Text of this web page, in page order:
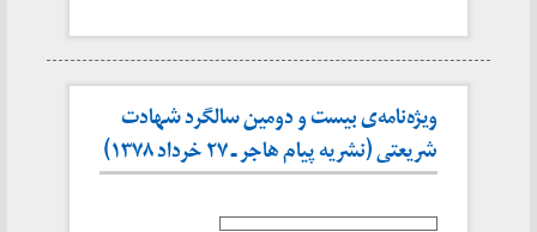
ویژه‌نامه‌ی بیست و دومین سالگرد شهادت
شریعتی (نشریه پیام هاجر ـ ۲۷ خرداد ۱۳۷۸)